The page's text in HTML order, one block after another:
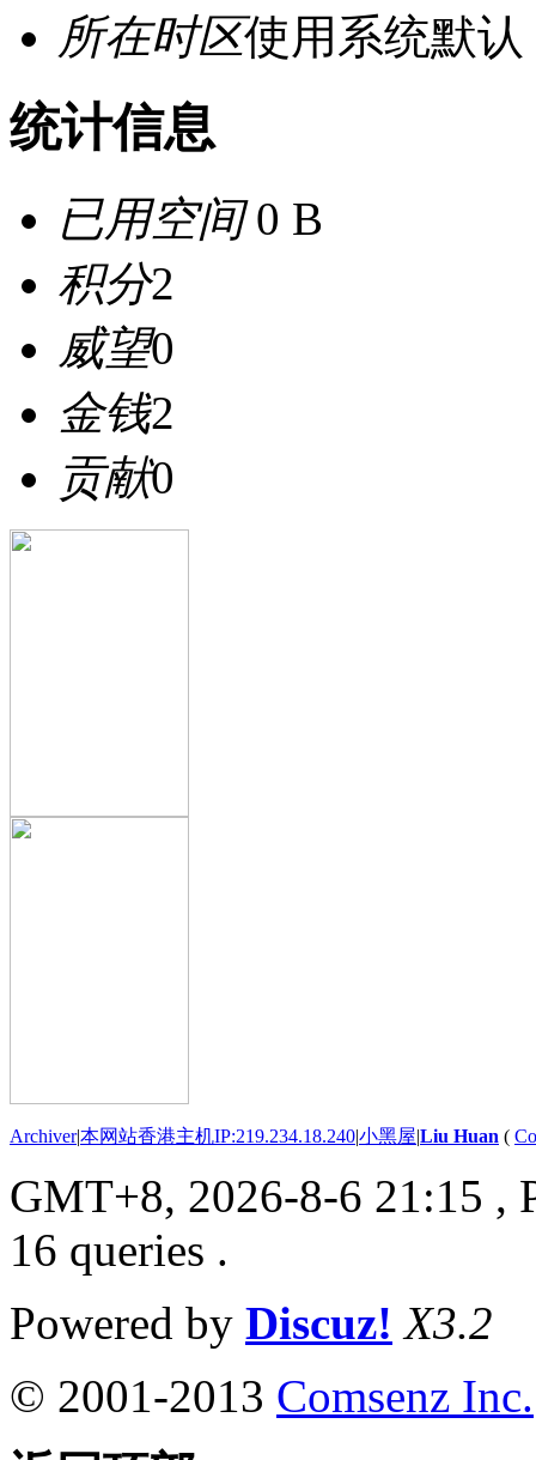
所在时区使用系统默认
统计信息
已用空间0 B
积分2
威望0
金钱2
贡献0
Archiver|本网站香港主机IP:219.234.18.240|小黑屋|Liu Huan (
GMT+8, 2026-8-6 21:15 ,
16 queries .
Powered by Discuz! X3.2
© 2001-2013 Comsenz Inc.